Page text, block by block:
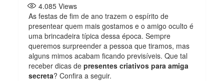
4.085 Views
As festas de fim de ano trazem o espírito de
presentear quem mais gostamos e o amigo oculto é
uma brincadeira típica dessa época. Sempre
queremos surpreender a pessoa que tiramos, mas
alguns mimos acabam ficando previsíveis. Que tal
receber dicas depresentes criativos para amiga
secreta? Confira a seguir.